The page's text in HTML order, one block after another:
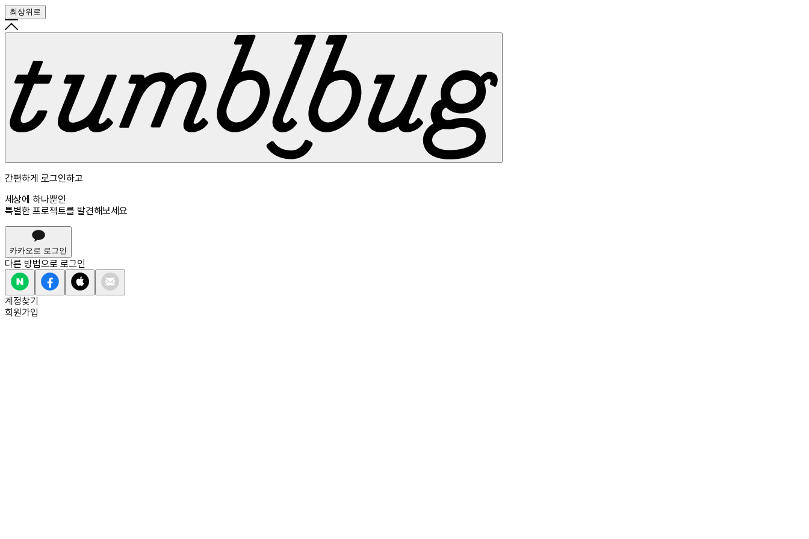
최상위로
간편하게 로그인하고
세상에 하나뿐인
특별한 프로젝트를 발견해보세요
카카오로 로그인
다른 방법으로 로그인
계정찾기
회원가입